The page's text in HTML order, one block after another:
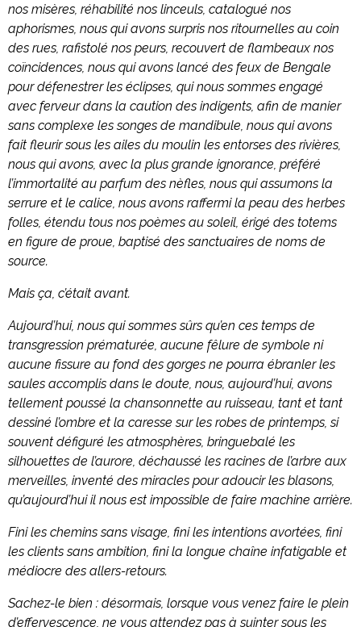
nos misères, réhabilité nos linceuls, catalogué nos
aphorismes, nous qui avons surpris nos ritournelles au coin
des rues, rafistolé nos peurs, recouvert de flambeaux nos
coïncidences, nous qui avons lancé des feux de Bengale
pour défenestrer les éclipses, qui nous sommes engagé
avec ferveur dans la caution des indigents, afin de manier
sans complexe les songes de mandibule, nous qui avons
fait fleurir sous les ailes du moulin les entorses des rivières,
nous qui avons, avec la plus grande ignorance, préféré
l’immortalité au parfum des nèfles, nous qui assumons la
serrure et le calice, nous avons raffermi la peau des herbes
folles, étendu tous nos poèmes au soleil, érigé des totems
en figure de proue, baptisé des sanctuaires de noms de
source.
Mais ça, c’était avant.
Aujourd’hui, nous qui sommes sûrs qu’en ces temps de
transgression prématurée, aucune fêlure de symbole ni
aucune fissure au fond des gorges ne pourra ébranler les
saules accomplis dans le doute, nous, aujourd’hui, avons
tellement poussé la chansonnette au ruisseau, tant et tant
dessiné l’ombre et la caresse sur les robes de printemps, si
souvent défiguré les atmosphères, bringuebalé les
silhouettes de l’aurore, déchaussé les racines de l’arbre aux
merveilles, inventé des miracles pour adoucir les blasons,
qu’aujourd’hui il nous est impossible de faire machine arrière.
Fini les chemins sans visage, fini les intentions avortées, fini
les clients sans ambition, fini la longue chaîne infatigable et
médiocre des allers-retours.
Sachez-le bien : désormais, lorsque vous venez faire le plein
d’effervescence, ne vous attendez pas à suinter sous les